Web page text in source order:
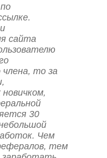
сайта
члена, то за
30
Чем
тем